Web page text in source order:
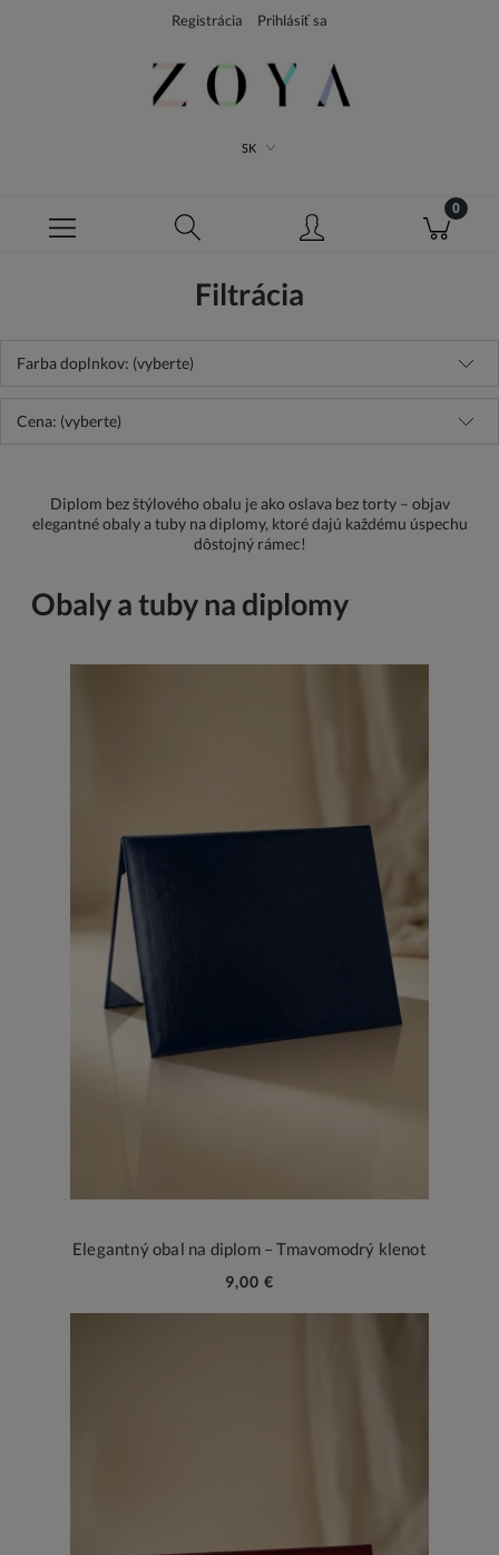
Registrácia Prihlásiť sa
SK
Filtrácia
Farba doplnkov: (vyberte)
Cena: (vyberte)
Diplom bez štýlového obalu je ako oslava bez torty – objav
elegantné obaly a tuby na diplomy, ktoré dajú každému úspechu
dôstojný rámec!
Obaly a tuby na diplomy
Elegantný obal na diplom – Tmavomodrý klenot
9,00 €